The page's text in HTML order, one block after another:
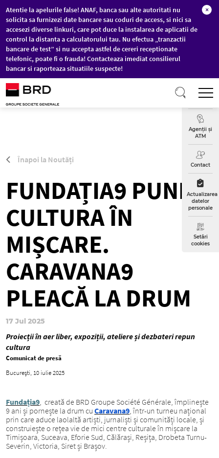
Sari la conținutul principal
Atentie la apelurile false! ANAF, banca sau alte autoritati nu
solicita sa furnizezi date bancare sau coduri de access, si nici sa
accesezi diverse linkuri, care pot duce la instalarea de aplicatii de
control la distanta a calculatorului tau. Nu efectua „tranzactii
bancare de test” si nu accepta astfel de cereri receptionate
telefonic, poate fi o frauda! Contacteaza imediat consilierul
bancar si raporteaza situatiile suspecte!
×
Curs
Agenții și
ATM
Contact
Actualizarea
datelor
personale
Setări
cookies
Înapoi la Noutăți
FUNDAȚIA9 PUNE
CULTURA ÎN
MIȘCARE.
CARAVANA9
PLEACĂ LA DRUM
17 Jul 2025
Proiecții în aer liber, expoziții, ateliere și dezbateri repun
cultura
Comunicat de presă
București, 10 iulie 2025
Fundația9, creată de BRD Groupe Société Générale, împlinește
9 ani și pornește la drum cu Caravana9, într-un turneu național
prin care aduce laolaltă artiști, jurnaliști și comunități locale, și
construiește o rețea vie de mici centre culturale în mișcare la
Timișoara, Suceava, Eforie Sud, Călărași, Reșița, Drobeta Turnu-
Severin, Victoria, Siret și Brașov.